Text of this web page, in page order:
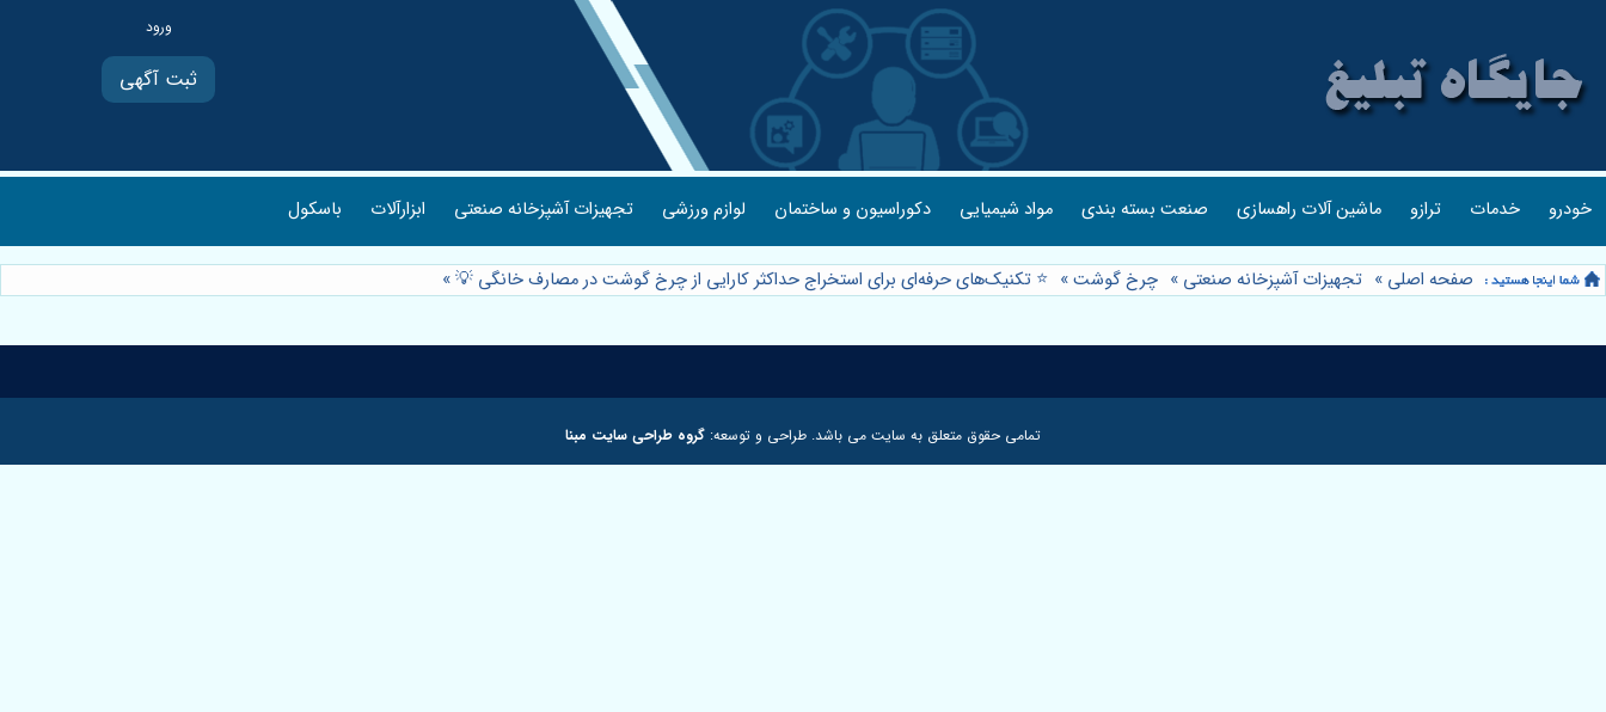
ثبت آگهی
خودرو خدمات ترازو ماشین آلات راهسازی صنعت بسته بندی مواد شیمیایی دکوراسیون و ساختمان لوازم ورزشی تجهیزات آشپزخانه صنعتی ابزارآلات باسکول
صفحه اصلی » تجهیزات آشپزخانه صنعتی » چرخ گوشت» ⭐️ تکنیک‌های حرفه‌ای برای استخراج حداکثر کارایی از چرخ گوشت در مصارف خانگی 💡»
تمامی حقوق متعلق به سایت می باشد. طراحی و توسعه: گروه طراحی سایت مبنا